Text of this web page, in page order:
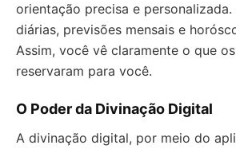
orientação precisa e
diárias, previsões mensais e
Assim, você vê claramente o que
reservaram para você.
O Poder da Divinação Digital
A divinação digital, por meio do